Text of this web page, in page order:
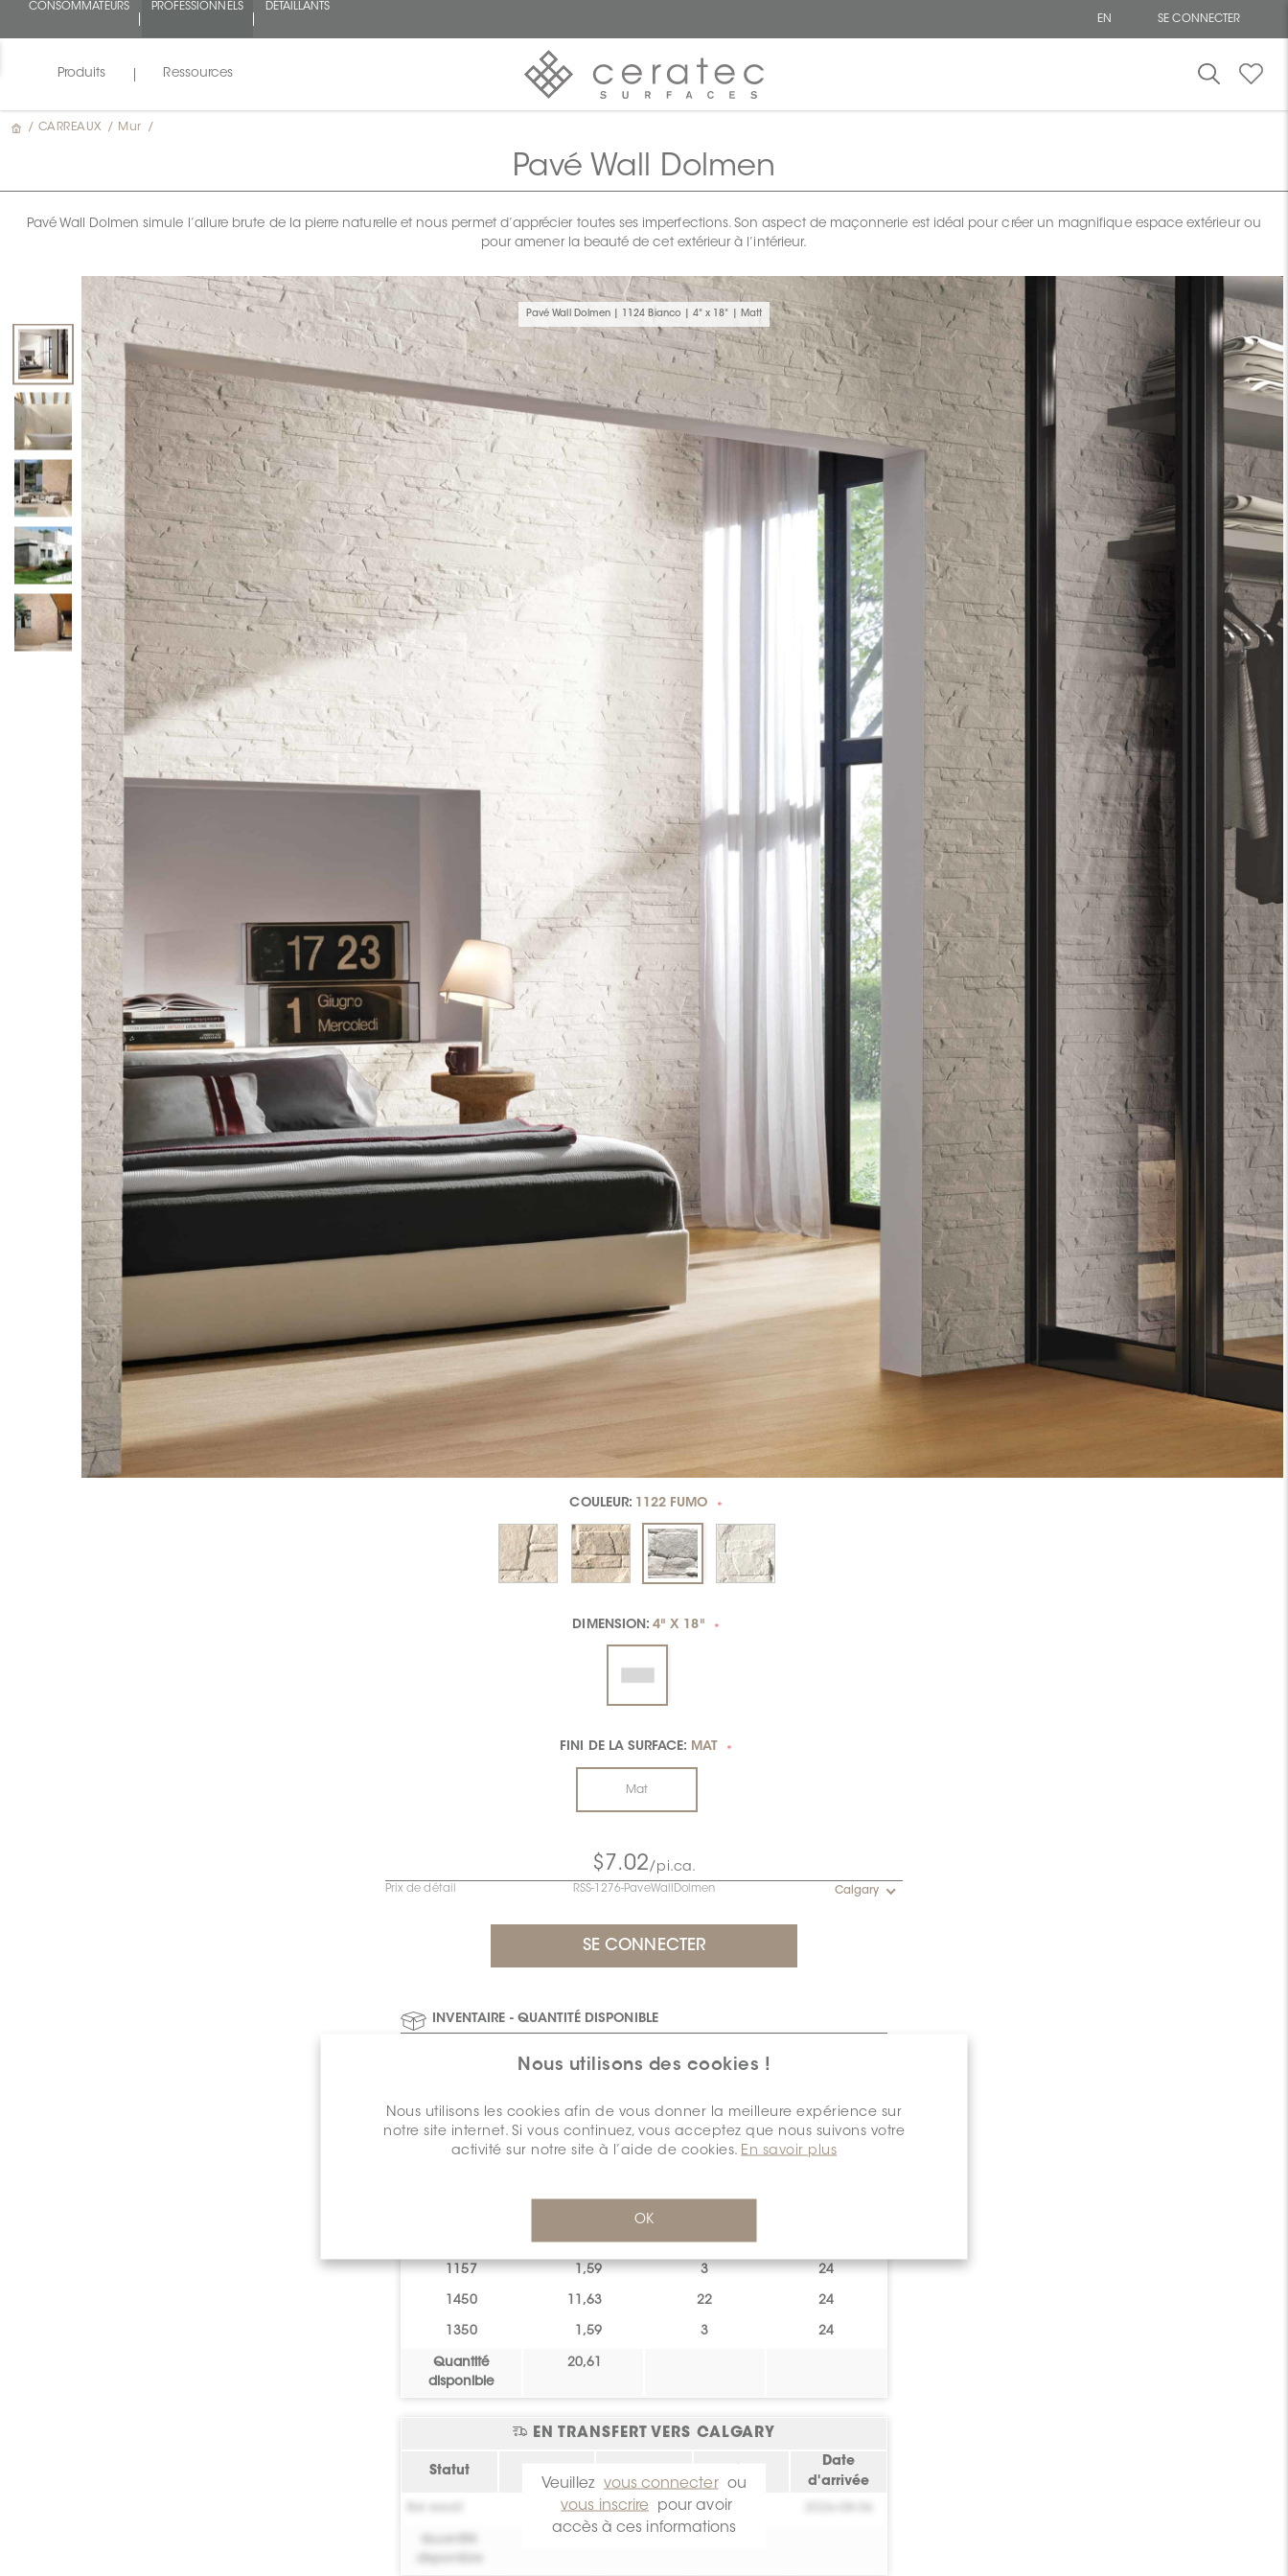
CONSOMMATEURS PROFESSIONNELS
DÉTAILLANTS
EN
SE CONNECTER
Produits Ressources
Nous utilisons des cookies !
Nous utilisons les cookies afin de vous donner la meilleure expérience sur
notre site internet. Si vous continuez, vous acceptez que nous suivons votre
activité sur notre site à l’aide de cookies. En savoir plus
OK
/ CARREAUX / Mur /
Pavé Wall Dolmen
Pavé Wall Dolmen simule l’allure brute de la pierre naturelle et nous permet d’apprécier toutes ses imperfections. Son aspect de maçonnerie est idéal pour créer un magnifique espace extérieur ou
pour amener la beauté de cet extérieur à l’intérieur.
Pavé Wall Dolmen | 1124 Bianco | 4" x 18" | Matt
COULEUR: 1122 FUMO *
DIMENSION:4" X 18" *
FINI DE LA SURFACE: MAT *
Mat
$7.02/pi.ca.
Prix de détail RSS-1276-PaveWallDolmen Calgary
INVENTAIRE - QUANTITÉ DISPONIBLE
Lot pi.ca. Pièce
Pièce /
Carton
3,70 7
1157 1,59 3 24
1450 11,63 22 24
1350 1,59 3 24
Quantité
disponible
20,61
EN TRANSFERT VERS CALGARY
Statut
Date
d'arrivée
0
Veuillez vous connecter
ou
vous inscrire
pour avoir
accès à ces informations